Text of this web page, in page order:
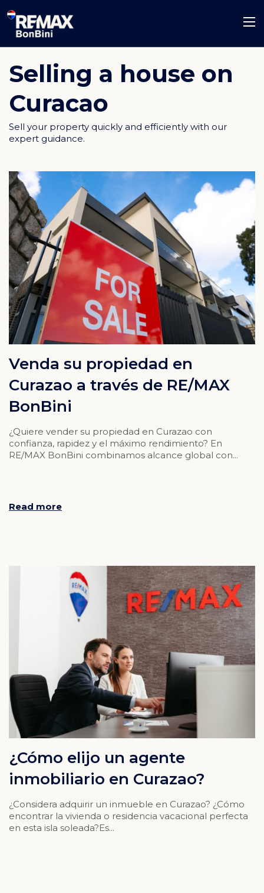
Selling a house on
Curacao
Sell your property quickly and efficiently with our
expert guidance.
Venda su propiedad en
Curazao a través de RE/MAX
BonBini
¿Quiere vender su propiedad en Curazao con
confianza, rapidez y el máximo rendimiento? En
RE/MAX BonBini combinamos alcance global con...
Read more
¿Cómo elijo un agente
inmobiliario en Curazao?
¿Considera adquirir un inmueble en Curazao? ¿Cómo
encontrar la vivienda o residencia vacacional perfecta
en esta isla soleada?Es...